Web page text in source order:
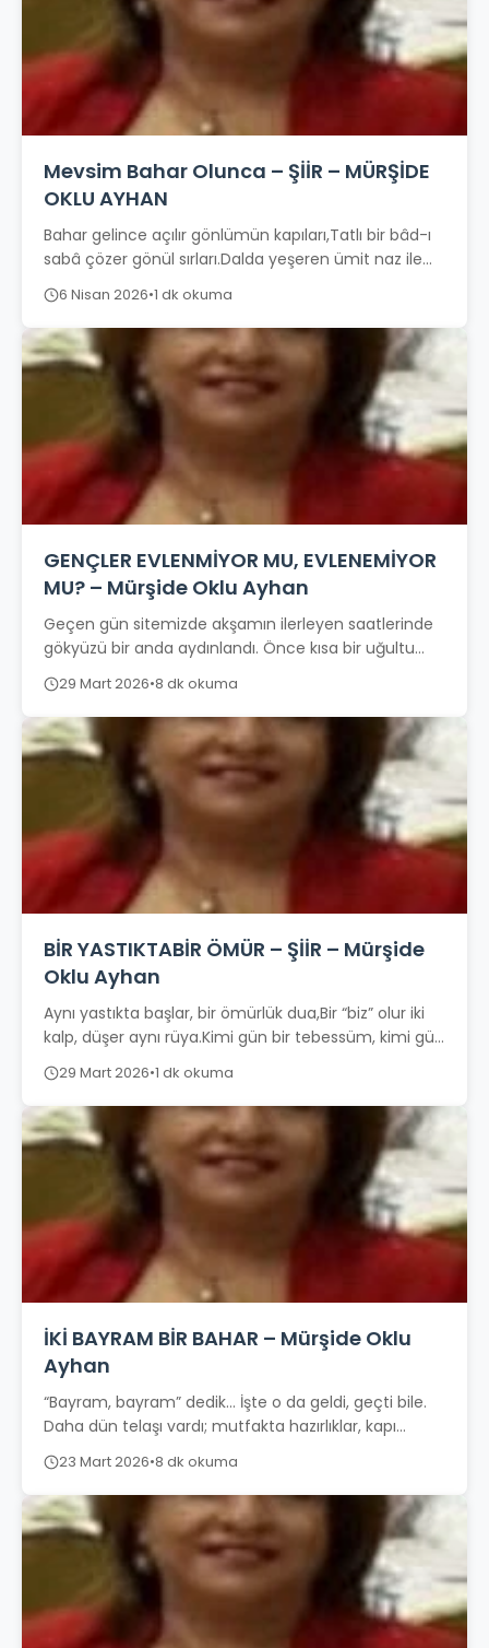
Mevsim Bahar Olunca – ŞİİR – MÜRŞİDE
OKLU AYHAN
Bahar gelince açılır gönlümün kapıları,Tatlı bir bâd-ı
sabâ çözer gönül sırları.Dalda yeşeren ümit naz ile
boy gösterir,Bülbül figân eyledikçe coşar...
6 Nisan 2026•1 dk okuma
GENÇLER EVLENMİYOR MU, EVLENEMİYOR
MU? – Mürşide Oklu Ayhan
Geçen gün sitemizde akşamın ilerleyen saatlerinde
gökyüzü bir anda aydınlandı. Önce kısa bir uğultu
duyuldu, ardından karanlığı yaran renkli ışıklar…...
29 Mart 2026•8 dk okuma
BİR YASTIKTABİR ÖMÜR – ŞİİR – Mürşide
Oklu Ayhan
Aynı yastıkta başlar, bir ömürlük dua,Bir “biz” olur iki
kalp, düşer aynı rüya.Kimi gün bir tebessüm, kimi gün
sessizlik,Sevda büyür...
29 Mart 2026•1 dk okuma
İKİ BAYRAM BİR BAHAR – Mürşide Oklu
Ayhan
“Bayram, bayram” dedik… İşte o da geldi, geçti bile.
Daha dün telaşı vardı; mutfakta hazırlıklar, kapı
önlerinde beklenen misafirler, gönülden...
23 Mart 2026•8 dk okuma